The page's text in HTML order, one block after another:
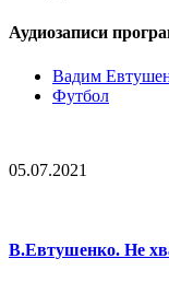
Аудиозаписи
Вадим
Футбол
05.07.2021
В.Евтушенко. Не